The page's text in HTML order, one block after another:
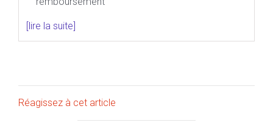
[lire la suite]
Réagissez à cet article